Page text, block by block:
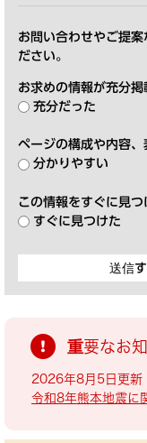
お問い合わせやご提
ださい。
お求めの情報が充分
充分だった
ページの構成や内容
分かりやすい
この情報をすぐに見つ
すぐに見つけた
重要なお
2026年8月5日更新
令和8年熊本地震に